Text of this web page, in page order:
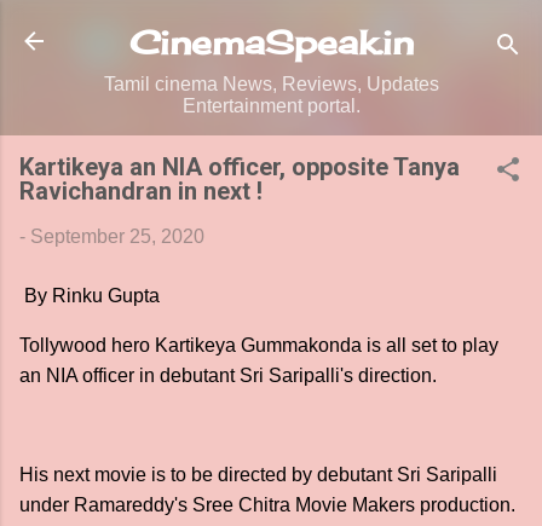
Skip to main content
CinemaSpeak.in
Tamil cinema News, Reviews, Updates
Entertainment portal.
Kartikeya an NIA officer, opposite Tanya
Ravichandran in next !
- September 25, 2020
By Rinku Gupta
Tollywood hero Kartikeya Gummakonda is all set to play
an NIA officer in debutant Sri Saripalli's direction.
His next movie is to be directed by debutant Sri Saripalli
under Ramareddy's Sree Chitra Movie Makers production.